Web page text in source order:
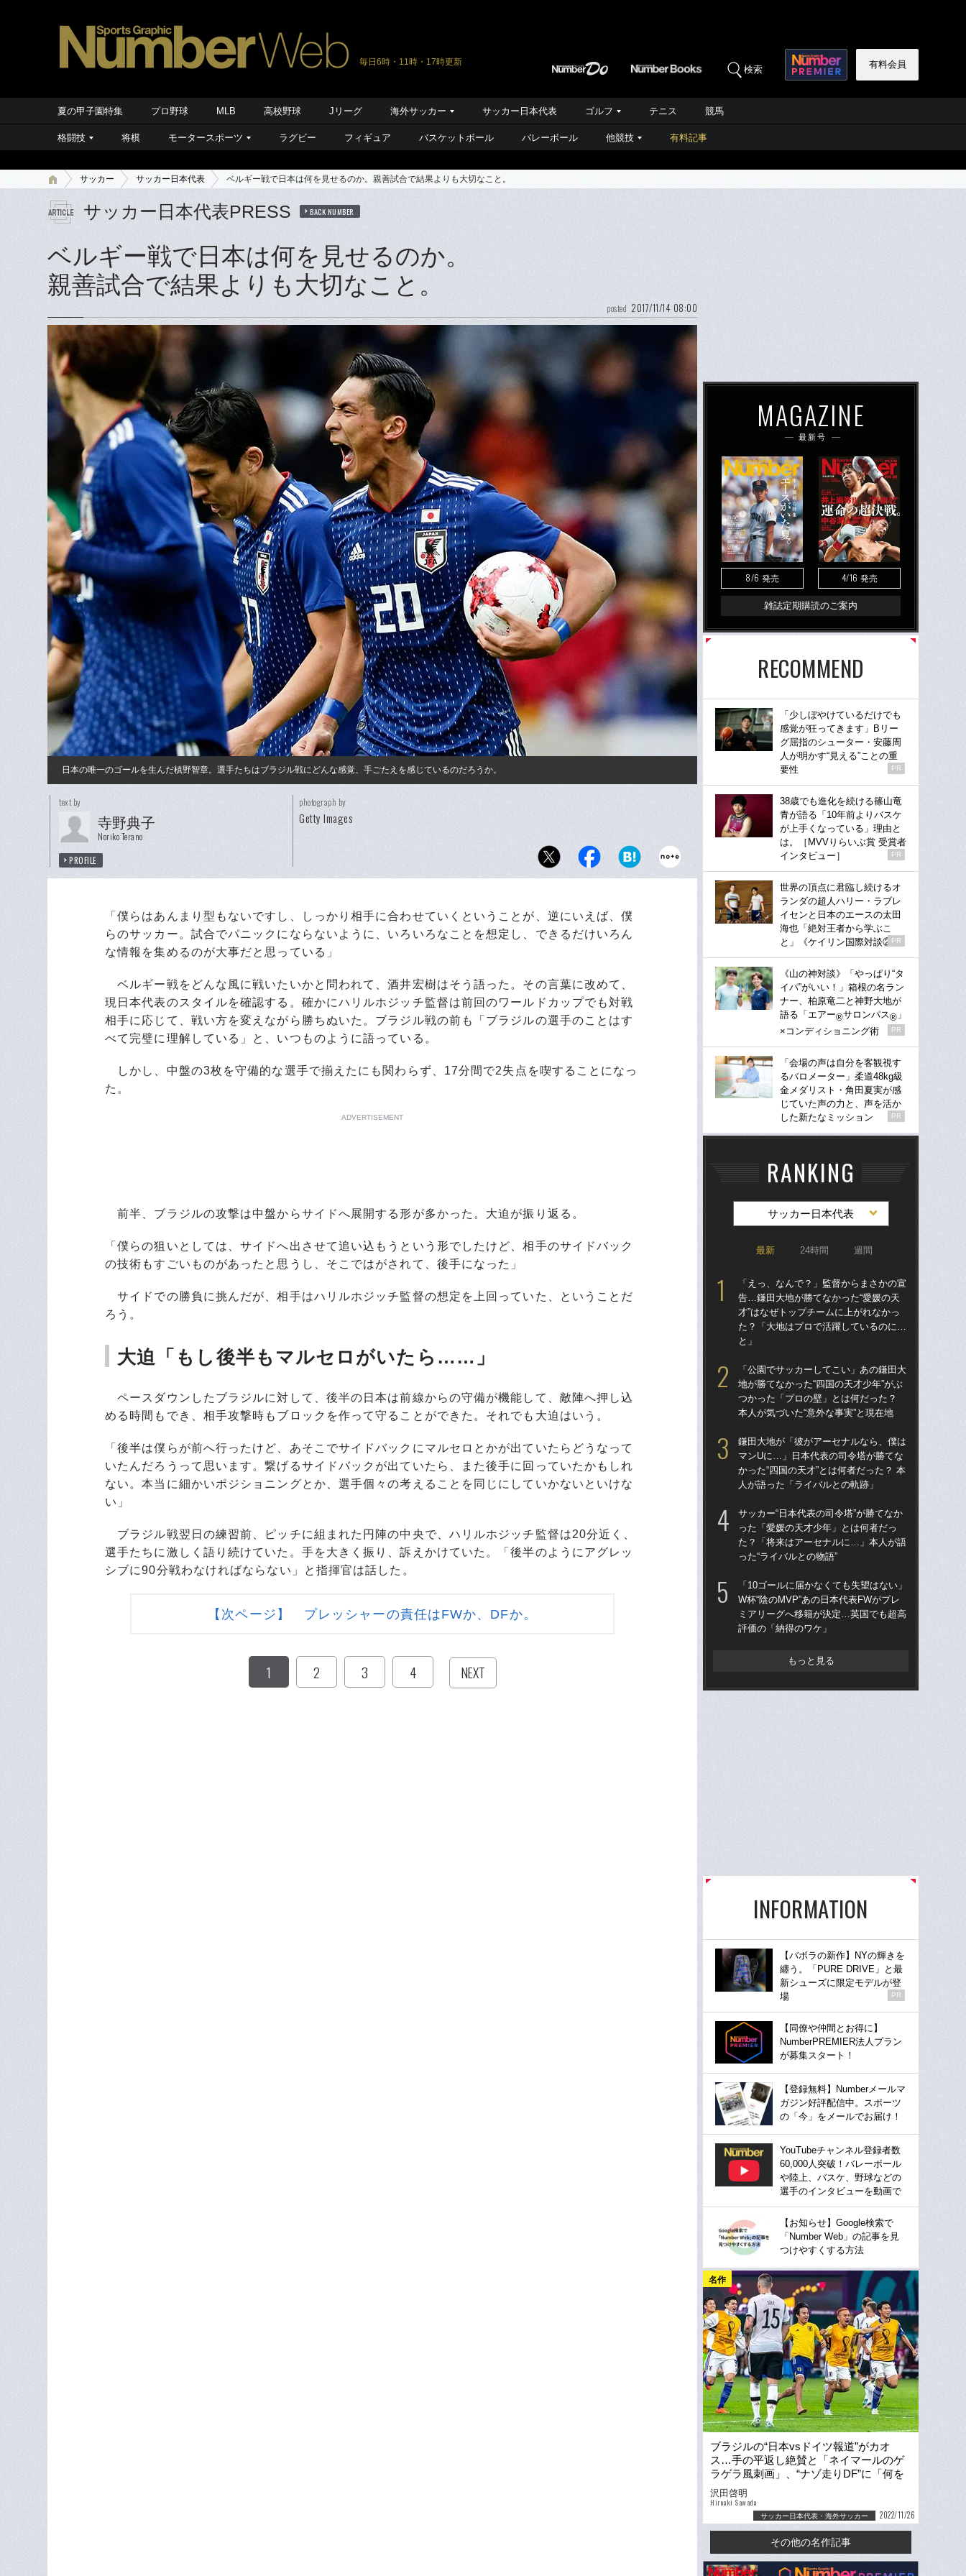
毎日6時・11時・17時更新
検索 有料会員
夏の甲子園特集 プロ野球 MLB 高校野球 Jリーグ 海外サッカー サッカー日本代表 ゴルフ テニス 競馬
格闘技 将棋 モータースポーツ ラグビー フィギュア バスケットボール バレーボール 他競技 有料記事
サッカー サッカー日本代表 ベルギー戦で日本は何を見せるのか。親善試合で結果よりも大切なこと。
サッカー日本代表PRESS BACK NUMBER
ベルギー戦で日本は何を見せるのか。
親善試合で結果よりも大切なこと。
posted 2017/11/14 08:00
日本の唯一のゴールを生んだ槙野智章。選手たちはブラジル戦にどんな感覚、手ごたえを感じているのだろうか。
text by
寺野典子
Noriko Terano
PROFILE
photograph by
Getty Images
「僕らはあんまり型もないですし、しっかり相手に合わせていくということが、逆にいえば、僕
らのサッカー。試合でパニックにならないように、いろいろなことを想定し、できるだけいろん
な情報を集めるのが大事だと思っている」
ベルギー戦をどんな風に戦いたいかと問われて、酒井宏樹はそう語った。その言葉に改めて、
現日本代表のスタイルを確認する。確かにハリルホジッチ監督は前回のワールドカップでも対戦
相手に応じて、戦い方を変えながら勝ちぬいた。ブラジル戦の前も「ブラジルの選手のことはす
べて完璧に理解している」と、いつものように語っている。
しかし、中盤の3枚を守備的な選手で揃えたにも関わらず、17分間で2失点を喫することになっ
た。
ADVERTISEMENT
前半、ブラジルの攻撃は中盤からサイドへ展開する形が多かった。大迫が振り返る。
「僕らの狙いとしては、サイドへ出させて追い込もうという形でしたけど、相手のサイドバック
の技術もすごいものがあったと思うし、そこではがされて、後手になった」
サイドでの勝負に挑んだが、相手はハリルホジッチ監督の想定を上回っていた、ということだ
ろう。
大迫「もし後半もマルセロがいたら……」
ペースダウンしたブラジルに対して、後半の日本は前線からの守備が機能して、敵陣へ押し込
める時間もでき、相手攻撃時もブロックを作って守ることができた。それでも大迫はいう。
「後半は僕らが前へ行ったけど、あそこでサイドバックにマルセロとかが出ていたらどうなって
いたんだろうって思います。繋げるサイドバックが出ていたら、また後手に回っていたかもしれ
ない。本当に細かいポジショニングとか、選手個々の考えることを同じにしていかないといけな
い」
ブラジル戦翌日の練習前、ピッチに組まれた円陣の中央で、ハリルホジッチ監督は20分近く、
選手たちに激しく語り続けていた。手を大きく振り、訴えかけていた。「後半のようにアグレッ
シブに90分戦わなければならない」と指揮官は話した。
【次ページ】 プレッシャーの責任はFWか、DFか。
1 2 3 4 NEXT
MAGAZINE
最新号
8/6 発売 4/16 発売
雑誌定期購読のご案内
RECOMMEND
「少しぼやけているだけでも
感覚が狂ってきます」Bリー
グ屈指のシューター・安藤周
人が明かす“見える”ことの重
要性
PR
38歳でも進化を続ける篠山竜
青が語る「10年前よりバスケ
が上手くなっている」理由と
は。［MVVりらいぶ賞 受賞者
インタビュー］
PR
世界の頂点に君臨し続けるオ
ランダの超人ハリー・ラブレ
イセンと日本のエースの太田
海也「絶対王者から学ぶこ
と」《ケイリン国際対談②》
PR
《山の神対談》「やっぱり“タ
イパ”がいい！」箱根の名ラン
ナー、柏原竜二と神野大地が
語る「エアー®サロンパス® 」
×コンディショニング術
PR
「会場の声は自分を客観視す
るバロメーター」柔道48kg級
金メダリスト・角田夏実が感
じていた声の力と、声を活か
した新たなミッション
PR
RANKING
サッカー日本代表
最新 24時間 週間
「えっ、なんで？」監督からまさかの宣
告…鎌田大地が勝てなかった“愛媛の天
才”はなぜトップチームに上がれなかっ
た？「大地はプロで活躍しているのに…
と」
「公園でサッカーしてこい」あの鎌田大
地が勝てなかった“四国の天才少年”がぶ
つかった「プロの壁」とは何だった？
本人が気づいた“意外な事実”と現在地
鎌田大地が「彼がアーセナルなら、僕は
マンUに…」日本代表の司令塔が勝てな
かった“四国の天才”とは何者だった？ 本
人が語った「ライバルとの軌跡」
サッカー“日本代表の司令塔”が勝てなか
った「愛媛の天才少年」とは何者だっ
た？「将来はアーセナルに…」本人が語
った“ライバルとの物語”
「10ゴールに届かなくても失望はない」
W杯“陰のMVP”あの日本代表FWがプレ
ミアリーグへ移籍が決定…英国でも超高
評価の「納得のワケ」
もっと見る
INFORMATION
【バボラの新作】NYの輝きを
纏う。「PURE DRIVE」と最
新シューズに限定モデルが登
場
PR
【同僚や仲間とお得に】
NumberPREMIER法人プラン
が募集スタート！
【登録無料】Numberメールマ
ガジン好評配信中。スポーツ
の「今」をメールでお届け！
YouTubeチャンネル登録者数
60,000人突破！バレーボール
や陸上、バスケ、野球などの
選手のインタビューを動画で
【お知らせ】Google検索で
「Number Web」の記事を見
つけやすくする方法
名作
ブラジルの“日本vsドイツ報道”がカオ
ス…手の平返し絶賛と「ネイマールのゲ
ラゲラ風刺画」、“ナゾ走りDF”に「何を
笑ってるんだ」
沢田啓明
Hiroaki Sawada
サッカー日本代表・海外サッカー 2022/11/26
その他の名作記事